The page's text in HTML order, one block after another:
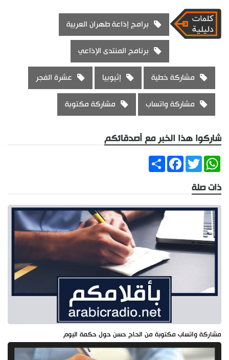
برامج إذاعة طهران العربية
برنامج المنتدى الإذاعي
مشاركة خطية إثيوبيا عشرة الفجر
مشاركة واتساب مشاركة مكتوبة
شاركوا هذا الخبر مع أصدقائكم
ShareFacebookTwitter
WhatsApp
ذات صلة
مشاركة واتساب مكتوبة من الحاج حسن حول حكمة اليوم